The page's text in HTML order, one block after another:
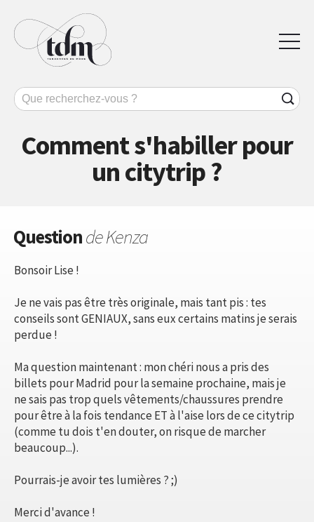
Comment s'habiller pour
un citytrip ?
Questionde Kenza
Bonsoir Lise !
Je ne vais pas être très originale, mais tant pis : tes
conseils sont GENIAUX, sans eux certains matins je serais
perdue !
Ma question maintenant : mon chéri nous a pris des
billets pour Madrid pour la semaine prochaine, mais je
ne sais pas trop quels vêtements/chaussures prendre
pour être à la fois tendance ET à l'aise lors de ce citytrip
(comme tu dois t'en douter, on risque de marcher
beaucoup...).
Pourrais-je avoir tes lumières ? ;)
Merci d'avance !